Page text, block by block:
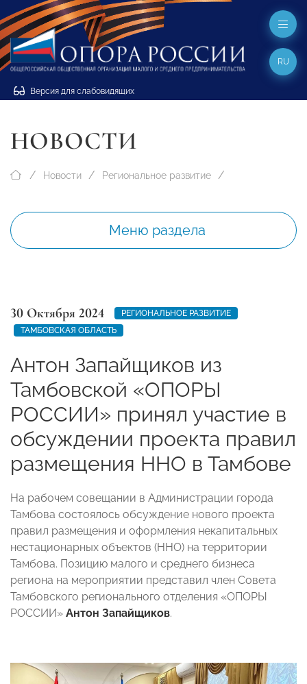
Версия для слабовидящих
RU
НОВОСТИ
Новости Региональное развитие
Меню раздела
30 Октября 2024
РЕГИОНАЛЬНОЕ РАЗВИТИЕ
ТАМБОВСКАЯ ОБЛАСТЬ
Антон Запайщиков из
Тамбовской «ОПОРЫ
РОССИИ» принял участие в
обсуждении проекта правил
размещения ННО в Тамбове
На рабочем совещании в Администрации города
Тамбова состоялось обсуждение нового проекта
правил размещения и оформления некапитальных
нестационарных объектов (ННО) на территории
Тамбова. Позицию малого и среднего бизнеса
региона на мероприятии представил член Совета
Тамбовского регионального отделения «ОПОРЫ
РОССИИ» Антон Запайщиков.